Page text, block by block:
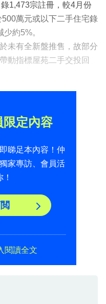
1,473宗註冊，較4月份
萬元或以下二手住宅錄
約5%。
未有全新盤推售，故部分
動指標屋苑二手交投回
限定內容
睇足本內容！仲
家專訪、會員活
閱讀全文